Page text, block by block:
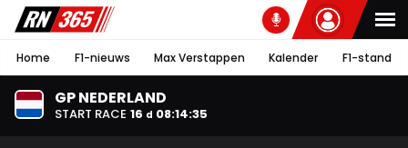
Home F1-nieuws Max Verstappen Kalender F1-stand
GP NEDERLAND
START RACE 16 d 08:14:34